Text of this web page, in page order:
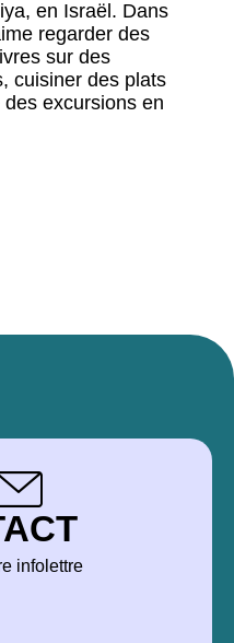
en Israël. Dans
regarder des
sur des
cuisiner des plats
excursions en
infolettre